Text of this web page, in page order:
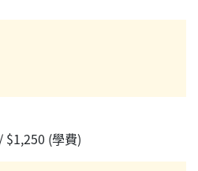
$1,250 (學費)